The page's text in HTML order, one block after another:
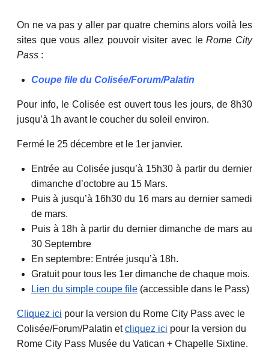
On ne va pas y aller par quatre chemins alors voilà les
sites que vous allez pouvoir visiter avec leRome City
Pass :
Coupe file du Colisée/Forum/Palatin
Pour info, le Colisée est ouvert tous les jours, de 8h30
jusqu’à 1h avant le coucher du soleil environ.
Fermé le 25 décembre et le 1er janvier.
Entrée au Colisée jusqu’à 15h30 à partir du dernier
dimanche d’octobre au 15 Mars.
Puis à jusqu’à 16h30 du 16 mars au dernier samedi
de mars.
Puis à 18h à partir du dernier dimanche de mars au
30 Septembre
En septembre: Entrée jusqu’à 18h.
Gratuit pour tous les 1er dimanche de chaque mois.
Lien du simple coupe file (accessible dans le Pass)
Cliquez ici pour la version du Rome City Pass avec le
Colisée/Forum/Palatin etcliquez ici pour la version du
Rome City Pass Musée du Vatican + Chapelle Sixtine.